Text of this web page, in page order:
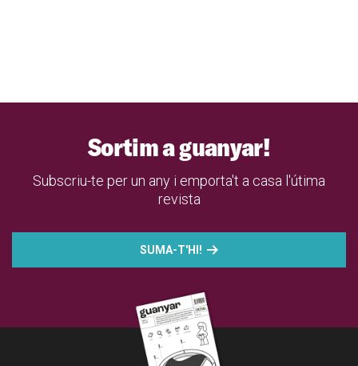
Sortim a guanyar!
Subscriu-te per un any i emporta't a casa l'útima
revista
SUMA-T'HI!